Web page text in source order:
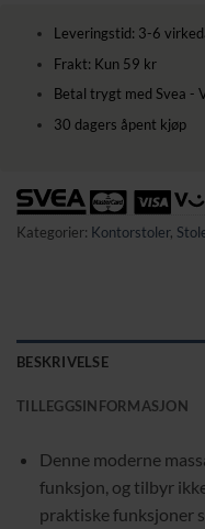
Leveringstid: 3-6
Frakt: Kun 59 kr
Betal trygt med Svea -
30 dagers åpent kjøp
Kategorier: Kontorstoler,
BESKRIVELSE
TILLEGGSINFORMASJON
Denne moderne
funksjon, og tilbyr
praktiske funksjoner